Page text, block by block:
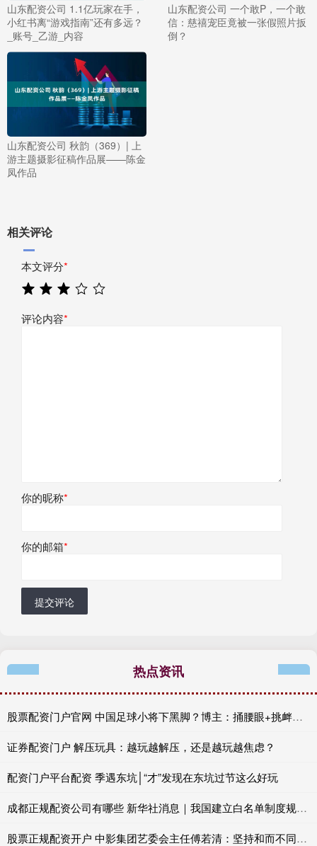
山东配资公司 1.1亿玩家在手，
小红书离“游戏指南”还有多远？
_账号_乙游_内容
山东配资公司 一个敢P，一个敢
信：慈禧宠臣竟被一张假照片扳
倒？
山东配资公司 秋韵（369）| 上
游主题摄影征稿作品展——陈金
凤作品
相关评论
本文评分*
评论内容*
你的昵称*
你的邮箱*
提交评论
热点资讯
股票配资门户官网 中国足球小将下黑脚？博主：捅腰眼+挑衅泰国黑人，裁判无视
证券配资门户 解压玩具：越玩越解压，还是越玩越焦虑？
配资门户平台配资 季遇东坑│“才”发现在东坑过节这么好玩
成都正规配资公司有哪些 新华社消息｜我国建立白名单制度规范医保个人账户使用
股票正规配资开户 中影集团艺委会主任傅若清：坚持和而不同、美美与共，以中国电影构建世界想象